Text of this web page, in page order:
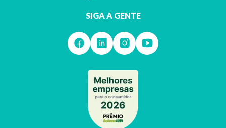
SIGA A GENTE